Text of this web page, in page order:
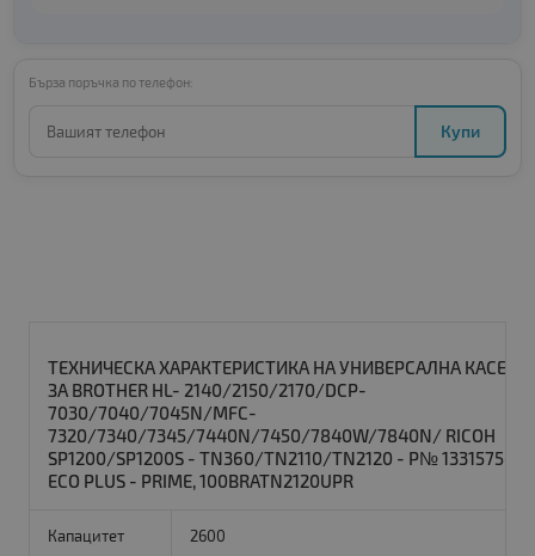
Бърза поръчка по телефон:
Купи
ТЕХНИЧЕСКА ХАРАКТЕРИСТИКА НА УНИВЕРСАЛНА КАСЕТА
ЗА BROTHER HL- 2140/2150/2170/DCP-
7030/7040/7045N/MFC-
7320/7340/7345/7440N/7450/7840W/7840N/ RICOH
SP1200/SP1200S - TN360/TN2110/TN2120 - P№ 13315754 -
ECO PLUS - PRIME, 100BRATN2120UPR
Капацитет 2600